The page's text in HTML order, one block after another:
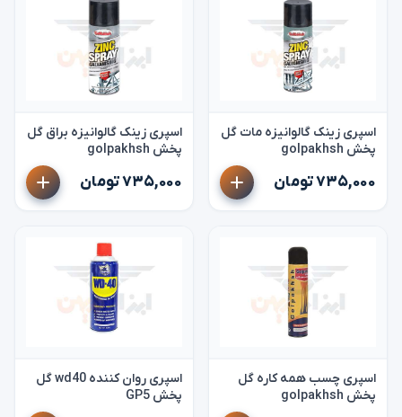
اسپری زینک گالوانیزه مات گل
پخش golpakhsh
۷۳۵,۰۰۰ تومان
اسپری زینک گالوانیزه براق گل
پخش golpakhsh
۷۳۵,۰۰۰ تومان
اسپری چسب همه کاره گل
پخش golpakhsh
اسپری روان کننده wd40 گل
پخش GP5